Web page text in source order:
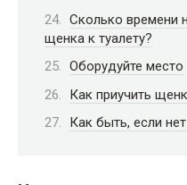
Сколько времени
щенка к туалету?
Оборудуйте место
Как приучить
Как быть, если